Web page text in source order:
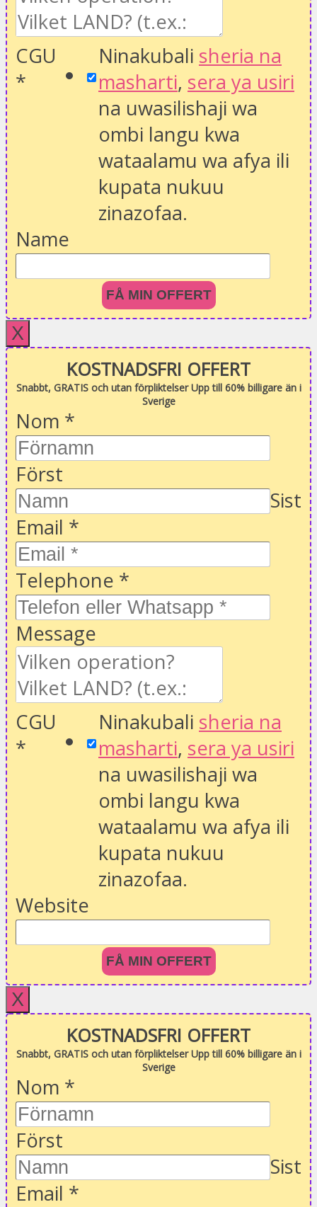
CGU
*
Ninakubali sheria na
masharti, sera ya usiri
na uwasilishaji wa
ombi langu kwa
wataalamu wa afya ili
kupata nukuu
zinazofaa.
Name
FÅ MIN OFFERT
X
KOSTNADSFRI OFFERT
Snabbt, GRATIS och utan förpliktelser Upp till 60% billigare än i
Sverige
Nom *
Först
Sist
Email *
Telephone *
Message
CGU
*
Ninakubali sheria na
masharti, sera ya usiri
na uwasilishaji wa
ombi langu kwa
wataalamu wa afya ili
kupata nukuu
zinazofaa.
Website
FÅ MIN OFFERT
X
KOSTNADSFRI OFFERT
Snabbt, GRATIS och utan förpliktelser Upp till 60% billigare än i
Sverige
Nom *
Först
Sist
Email *